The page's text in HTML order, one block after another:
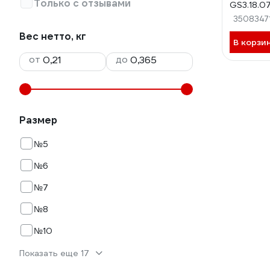
Только с отзывами
Вес нетто, кг
от
до
Размер
№5
№6
№7
№8
№10
Показать еще 17
GS3.18.07
В